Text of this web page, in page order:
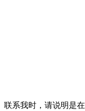
联系我时，请说明是在